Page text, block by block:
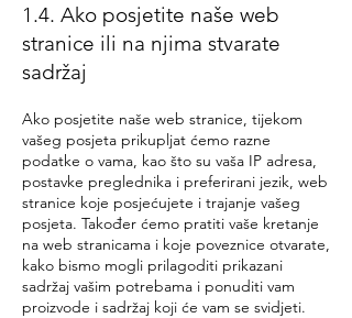
1.4. Ako posjetite naše web
stranice ili na njima stvarate
sadržaj
Ako posjetite naše web stranice, tijekom
vašeg posjeta prikupljat ćemo razne
podatke o vama, kao što su vaša IP adresa,
postavke preglednika i preferirani jezik, web
stranice koje posjećujete i trajanje vašeg
posjeta. Također ćemo pratiti vaše kretanje
na web stranicama i koje poveznice otvarate,
kako bismo mogli prilagoditi prikazani
sadržaj vašim potrebama i ponuditi vam
proizvode i sadržaj koji će vam se svidjeti.